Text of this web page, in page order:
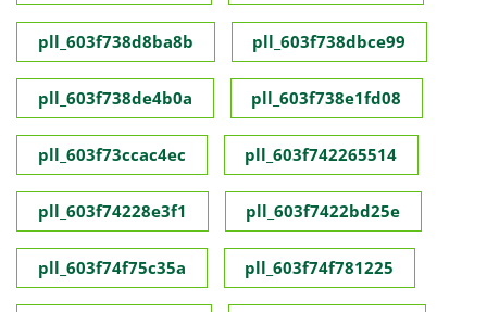
pll_603f738d8ba8b pll_603f738dbce99
pll_603f738de4b0a pll_603f738e1fd08
pll_603f73ccac4ec pll_603f742265514
pll_603f74228e3f1 pll_603f7422bd25e
pll_603f74f75c35a pll_603f74f781225